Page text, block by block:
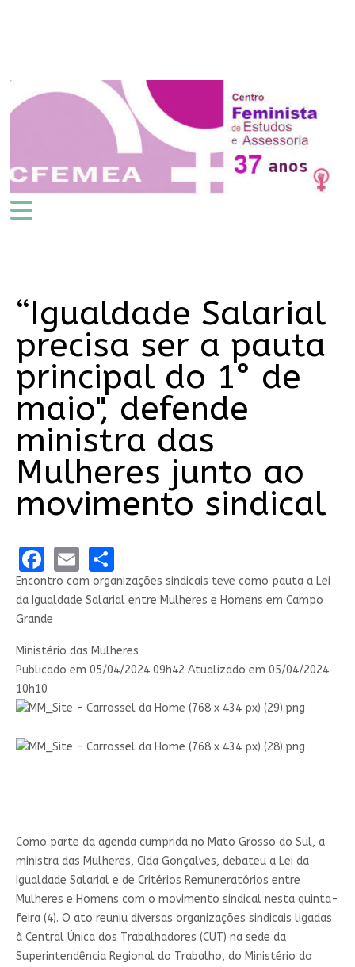
“Igualdade Salarial
precisa ser a pauta
principal do 1° de
maio", defende
ministra das
Mulheres junto ao
movimento sindical
Facebook
EmailShare
Encontro com organizações sindicais teve como pauta a Lei
da Igualdade Salarial entre Mulheres e Homens em Campo
Grande
Ministério das MulheresCompartilhe por Facebook
Compartilhe por Twitter
Compartilhe por LinkedIn
Compartilhe por WhatsApp
link para Copiar para área de
Publicado em 05/04/2024 09h42 Atualizado em 05/04/2024
10h10
Como parte da agenda cumprida no Mato Grosso do Sul, a
ministra das Mulheres, Cida Gonçalves, debateu a Lei da
Igualdade Salarial e de Critérios Remuneratórios entre
Mulheres e Homens com o movimento sindical nesta quinta-
feira (4). O ato reuniu diversas organizações sindicais ligadas
à Central Única dos Trabalhadores (CUT) na sede da
Superintendência Regional do Trabalho, do Ministério do